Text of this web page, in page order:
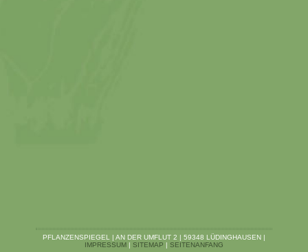
PFLANZENSPIEGEL | AN DER UMFLUT 2 | 59348 LÜDINGHAUSEN |
IMPRESSUM
SITEMAP SEITENANFANG